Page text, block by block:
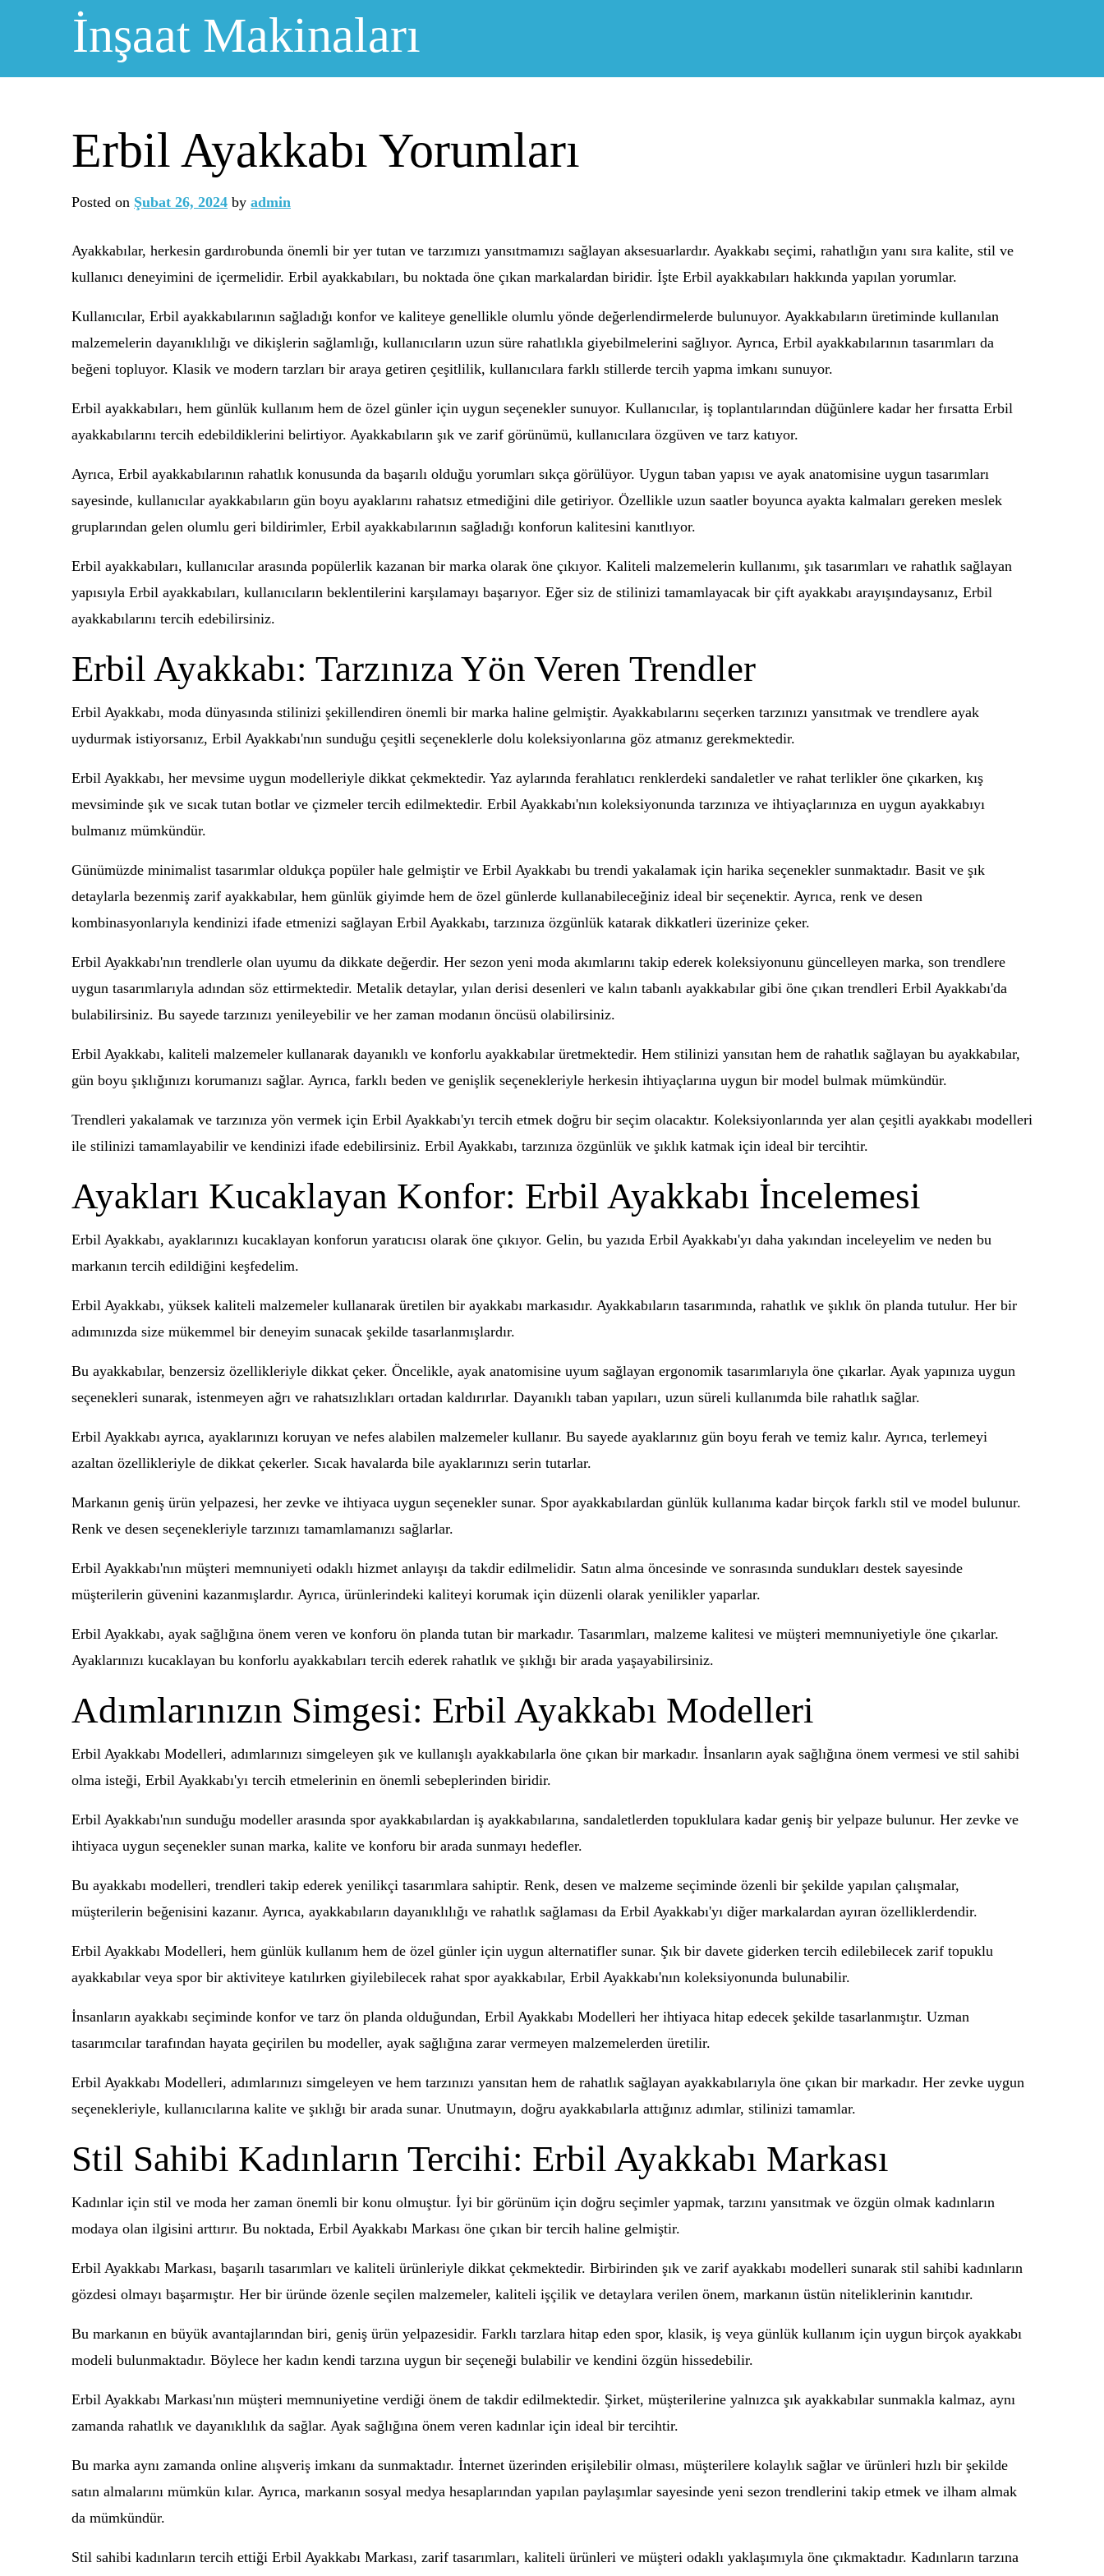
İnşaat Makinaları
Erbil Ayakkabı Yorumları
Posted on Şubat 26, 2024 by admin
Ayakkabılar, herkesin gardırobunda önemli bir yer tutan ve tarzımızı yansıtmamızı sağlayan aksesuarlardır. Ayakkabı seçimi, rahatlığın yanı sıra kalite, stil ve
kullanıcı deneyimini de içermelidir. Erbil ayakkabıları, bu noktada öne çıkan markalardan biridir. İşte Erbil ayakkabıları hakkında yapılan yorumlar.
Kullanıcılar, Erbil ayakkabılarının sağladığı konfor ve kaliteye genellikle olumlu yönde değerlendirmelerde bulunuyor. Ayakkabıların üretiminde kullanılan
malzemelerin dayanıklılığı ve dikişlerin sağlamlığı, kullanıcıların uzun süre rahatlıkla giyebilmelerini sağlıyor. Ayrıca, Erbil ayakkabılarının tasarımları da
beğeni topluyor. Klasik ve modern tarzları bir araya getiren çeşitlilik, kullanıcılara farklı stillerde tercih yapma imkanı sunuyor.
Erbil ayakkabıları, hem günlük kullanım hem de özel günler için uygun seçenekler sunuyor. Kullanıcılar, iş toplantılarından düğünlere kadar her fırsatta Erbil
ayakkabılarını tercih edebildiklerini belirtiyor. Ayakkabıların şık ve zarif görünümü, kullanıcılara özgüven ve tarz katıyor.
Ayrıca, Erbil ayakkabılarının rahatlık konusunda da başarılı olduğu yorumları sıkça görülüyor. Uygun taban yapısı ve ayak anatomisine uygun tasarımları
sayesinde, kullanıcılar ayakkabıların gün boyu ayaklarını rahatsız etmediğini dile getiriyor. Özellikle uzun saatler boyunca ayakta kalmaları gereken meslek
gruplarından gelen olumlu geri bildirimler, Erbil ayakkabılarının sağladığı konforun kalitesini kanıtlıyor.
Erbil ayakkabıları, kullanıcılar arasında popülerlik kazanan bir marka olarak öne çıkıyor. Kaliteli malzemelerin kullanımı, şık tasarımları ve rahatlık sağlayan
yapısıyla Erbil ayakkabıları, kullanıcıların beklentilerini karşılamayı başarıyor. Eğer siz de stilinizi tamamlayacak bir çift ayakkabı arayışındaysanız, Erbil
ayakkabılarını tercih edebilirsiniz.
Erbil Ayakkabı: Tarzınıza Yön Veren Trendler
Erbil Ayakkabı, moda dünyasında stilinizi şekillendiren önemli bir marka haline gelmiştir. Ayakkabılarını seçerken tarzınızı yansıtmak ve trendlere ayak
uydurmak istiyorsanız, Erbil Ayakkabı'nın sunduğu çeşitli seçeneklerle dolu koleksiyonlarına göz atmanız gerekmektedir.
Erbil Ayakkabı, her mevsime uygun modelleriyle dikkat çekmektedir. Yaz aylarında ferahlatıcı renklerdeki sandaletler ve rahat terlikler öne çıkarken, kış
mevsiminde şık ve sıcak tutan botlar ve çizmeler tercih edilmektedir. Erbil Ayakkabı'nın koleksiyonunda tarzınıza ve ihtiyaçlarınıza en uygun ayakkabıyı
bulmanız mümkündür.
Günümüzde minimalist tasarımlar oldukça popüler hale gelmiştir ve Erbil Ayakkabı bu trendi yakalamak için harika seçenekler sunmaktadır. Basit ve şık
detaylarla bezenmiş zarif ayakkabılar, hem günlük giyimde hem de özel günlerde kullanabileceğiniz ideal bir seçenektir. Ayrıca, renk ve desen
kombinasyonlarıyla kendinizi ifade etmenizi sağlayan Erbil Ayakkabı, tarzınıza özgünlük katarak dikkatleri üzerinize çeker.
Erbil Ayakkabı'nın trendlerle olan uyumu da dikkate değerdir. Her sezon yeni moda akımlarını takip ederek koleksiyonunu güncelleyen marka, son trendlere
uygun tasarımlarıyla adından söz ettirmektedir. Metalik detaylar, yılan derisi desenleri ve kalın tabanlı ayakkabılar gibi öne çıkan trendleri Erbil Ayakkabı'da
bulabilirsiniz. Bu sayede tarzınızı yenileyebilir ve her zaman modanın öncüsü olabilirsiniz.
Erbil Ayakkabı, kaliteli malzemeler kullanarak dayanıklı ve konforlu ayakkabılar üretmektedir. Hem stilinizi yansıtan hem de rahatlık sağlayan bu ayakkabılar,
gün boyu şıklığınızı korumanızı sağlar. Ayrıca, farklı beden ve genişlik seçenekleriyle herkesin ihtiyaçlarına uygun bir model bulmak mümkündür.
Trendleri yakalamak ve tarzınıza yön vermek için Erbil Ayakkabı'yı tercih etmek doğru bir seçim olacaktır. Koleksiyonlarında yer alan çeşitli ayakkabı modelleri
ile stilinizi tamamlayabilir ve kendinizi ifade edebilirsiniz. Erbil Ayakkabı, tarzınıza özgünlük ve şıklık katmak için ideal bir tercihtir.
Ayakları Kucaklayan Konfor: Erbil Ayakkabı İncelemesi
Erbil Ayakkabı, ayaklarınızı kucaklayan konforun yaratıcısı olarak öne çıkıyor. Gelin, bu yazıda Erbil Ayakkabı'yı daha yakından inceleyelim ve neden bu
markanın tercih edildiğini keşfedelim.
Erbil Ayakkabı, yüksek kaliteli malzemeler kullanarak üretilen bir ayakkabı markasıdır. Ayakkabıların tasarımında, rahatlık ve şıklık ön planda tutulur. Her bir
adımınızda size mükemmel bir deneyim sunacak şekilde tasarlanmışlardır.
Bu ayakkabılar, benzersiz özellikleriyle dikkat çeker. Öncelikle, ayak anatomisine uyum sağlayan ergonomik tasarımlarıyla öne çıkarlar. Ayak yapınıza uygun
seçenekleri sunarak, istenmeyen ağrı ve rahatsızlıkları ortadan kaldırırlar. Dayanıklı taban yapıları, uzun süreli kullanımda bile rahatlık sağlar.
Erbil Ayakkabı ayrıca, ayaklarınızı koruyan ve nefes alabilen malzemeler kullanır. Bu sayede ayaklarınız gün boyu ferah ve temiz kalır. Ayrıca, terlemeyi
azaltan özellikleriyle de dikkat çekerler. Sıcak havalarda bile ayaklarınızı serin tutarlar.
Markanın geniş ürün yelpazesi, her zevke ve ihtiyaca uygun seçenekler sunar. Spor ayakkabılardan günlük kullanıma kadar birçok farklı stil ve model bulunur.
Renk ve desen seçenekleriyle tarzınızı tamamlamanızı sağlarlar.
Erbil Ayakkabı'nın müşteri memnuniyeti odaklı hizmet anlayışı da takdir edilmelidir. Satın alma öncesinde ve sonrasında sundukları destek sayesinde
müşterilerin güvenini kazanmışlardır. Ayrıca, ürünlerindeki kaliteyi korumak için düzenli olarak yenilikler yaparlar.
Erbil Ayakkabı, ayak sağlığına önem veren ve konforu ön planda tutan bir markadır. Tasarımları, malzeme kalitesi ve müşteri memnuniyetiyle öne çıkarlar.
Ayaklarınızı kucaklayan bu konforlu ayakkabıları tercih ederek rahatlık ve şıklığı bir arada yaşayabilirsiniz.
Adımlarınızın Simgesi: Erbil Ayakkabı Modelleri
Erbil Ayakkabı Modelleri, adımlarınızı simgeleyen şık ve kullanışlı ayakkabılarla öne çıkan bir markadır. İnsanların ayak sağlığına önem vermesi ve stil sahibi
olma isteği, Erbil Ayakkabı'yı tercih etmelerinin en önemli sebeplerinden biridir.
Erbil Ayakkabı'nın sunduğu modeller arasında spor ayakkabılardan iş ayakkabılarına, sandaletlerden topuklulara kadar geniş bir yelpaze bulunur. Her zevke ve
ihtiyaca uygun seçenekler sunan marka, kalite ve konforu bir arada sunmayı hedefler.
Bu ayakkabı modelleri, trendleri takip ederek yenilikçi tasarımlara sahiptir. Renk, desen ve malzeme seçiminde özenli bir şekilde yapılan çalışmalar,
müşterilerin beğenisini kazanır. Ayrıca, ayakkabıların dayanıklılığı ve rahatlık sağlaması da Erbil Ayakkabı'yı diğer markalardan ayıran özelliklerdendir.
Erbil Ayakkabı Modelleri, hem günlük kullanım hem de özel günler için uygun alternatifler sunar. Şık bir davete giderken tercih edilebilecek zarif topuklu
ayakkabılar veya spor bir aktiviteye katılırken giyilebilecek rahat spor ayakkabılar, Erbil Ayakkabı'nın koleksiyonunda bulunabilir.
İnsanların ayakkabı seçiminde konfor ve tarz ön planda olduğundan, Erbil Ayakkabı Modelleri her ihtiyaca hitap edecek şekilde tasarlanmıştır. Uzman
tasarımcılar tarafından hayata geçirilen bu modeller, ayak sağlığına zarar vermeyen malzemelerden üretilir.
Erbil Ayakkabı Modelleri, adımlarınızı simgeleyen ve hem tarzınızı yansıtan hem de rahatlık sağlayan ayakkabılarıyla öne çıkan bir markadır. Her zevke uygun
seçenekleriyle, kullanıcılarına kalite ve şıklığı bir arada sunar. Unutmayın, doğru ayakkabılarla attığınız adımlar, stilinizi tamamlar.
Stil Sahibi Kadınların Tercihi: Erbil Ayakkabı Markası
Kadınlar için stil ve moda her zaman önemli bir konu olmuştur. İyi bir görünüm için doğru seçimler yapmak, tarzını yansıtmak ve özgün olmak kadınların
modaya olan ilgisini arttırır. Bu noktada, Erbil Ayakkabı Markası öne çıkan bir tercih haline gelmiştir.
Erbil Ayakkabı Markası, başarılı tasarımları ve kaliteli ürünleriyle dikkat çekmektedir. Birbirinden şık ve zarif ayakkabı modelleri sunarak stil sahibi kadınların
gözdesi olmayı başarmıştır. Her bir üründe özenle seçilen malzemeler, kaliteli işçilik ve detaylara verilen önem, markanın üstün niteliklerinin kanıtıdır.
Bu markanın en büyük avantajlarından biri, geniş ürün yelpazesidir. Farklı tarzlara hitap eden spor, klasik, iş veya günlük kullanım için uygun birçok ayakkabı
modeli bulunmaktadır. Böylece her kadın kendi tarzına uygun bir seçeneği bulabilir ve kendini özgün hissedebilir.
Erbil Ayakkabı Markası'nın müşteri memnuniyetine verdiği önem de takdir edilmektedir. Şirket, müşterilerine yalnızca şık ayakkabılar sunmakla kalmaz, aynı
zamanda rahatlık ve dayanıklılık da sağlar. Ayak sağlığına önem veren kadınlar için ideal bir tercihtir.
Bu marka aynı zamanda online alışveriş imkanı da sunmaktadır. İnternet üzerinden erişilebilir olması, müşterilere kolaylık sağlar ve ürünleri hızlı bir şekilde
satın almalarını mümkün kılar. Ayrıca, markanın sosyal medya hesaplarından yapılan paylaşımlar sayesinde yeni sezon trendlerini takip etmek ve ilham almak
da mümkündür.
Stil sahibi kadınların tercih ettiği Erbil Ayakkabı Markası, zarif tasarımları, kaliteli ürünleri ve müşteri odaklı yaklaşımıyla öne çıkmaktadır. Kadınların tarzına